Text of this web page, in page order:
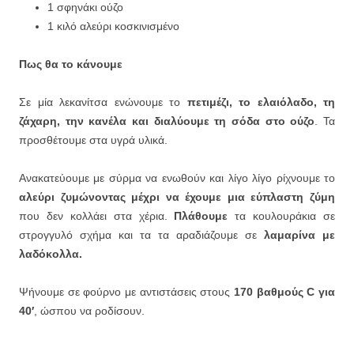
1 σφηνάκι ούζο
1 κιλό αλεύρι κοσκινισμένο
Πως θα το κάνουμε
Σε μία λεκανίτσα ενώνουμε το πετιμέζι, το ελαιόλαδο, τη
ζάχαρη, την κανέλα και διαλύουμε τη σόδα στο ούζο . Τα
προσθέτουμε στα υγρά υλικά.
Ανακατεύουμε με σύρμα να ενωθούν και λίγο λίγο ρίχνουμε το
αλεύρι ζυμώνοντας μέχρι να έχουμε μια εύπλαστη ζύμη
που δεν κολλάει στα χέρια. Πλάθουμε τα κουλουράκια σε
στρογγυλό σχήμα και τα τα αραδιάζουμε σε λαμαρίνα με
λαδόκολλα.
Ψήνουμε σε φούρνο με αντιστάσεις στους 170 βαθμούς C για
40′ , ώσπου να ροδίσουν.